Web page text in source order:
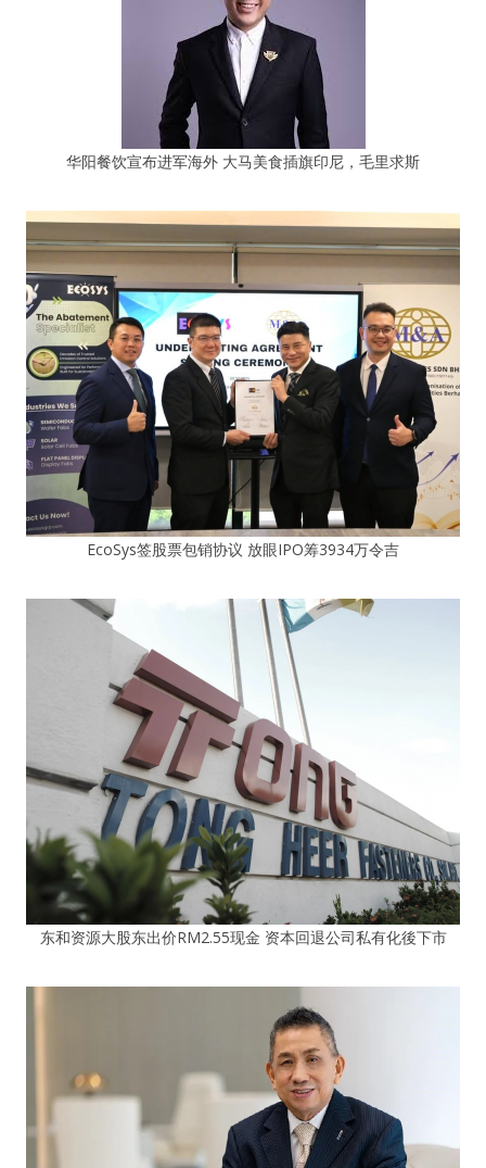
华阳餐饮宣布进军海外 大马美食插旗印尼，毛里求斯
EcoSys签股票包销协议 放眼IPO筹3934万令吉
东和资源大股东出价RM2.55现金 资本回退公司私有化後下市